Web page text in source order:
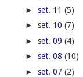
► set. 11 (5)
► set. 10 (7)
► set. 09 (4)
► set. 08 (10)
► set. 07 (2)